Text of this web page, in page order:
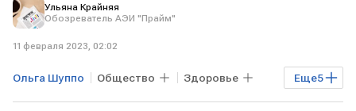
Ульяна Крайняя
Обозреватель АЭИ "Прайм"
11 февраля 2023, 02:02
Еще5
Ольга Шуппо Общество Здоровье
Эксклюзив работа болезнь